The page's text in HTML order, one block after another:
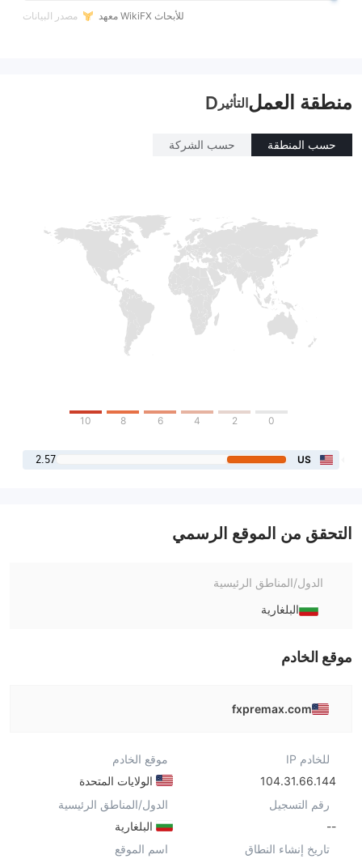
مصدر البيانات معهد WikiFX للأبحاث
منطقة العملالتأثير D
حسب المنطقة حسب الشركة
0
2
4
6
8
10
US
2.57
التحقق من الموقع الرسمي
الدول/المناطق الرئيسية
البلغارية
موقع الخادم
fxpremax.com
للخادم IP
104.31.66.144
موقع الخادم
الولايات المتحدة
رقم التسجيل
--
الدول/المناطق الرئيسية
البلغارية
تاريخ إنشاء النطاق
اسم الموقع